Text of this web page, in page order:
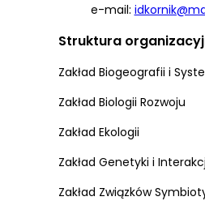
e-mail:
Struktura
Zakład Biogeografii i
Zakład Biologii Rozwoju
Zakład Ekologii
Zakład Genetyki i
Zakład Związków